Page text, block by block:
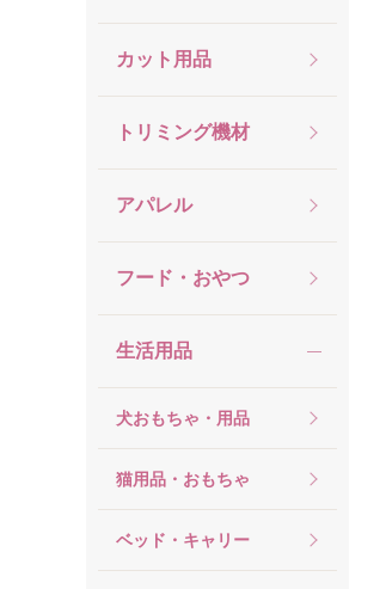
カット用品
トリミング機材
アパレル
フード・おやつ
生活用品
犬おもちゃ・用品
猫用品・おもちゃ
ベッド・キャリー